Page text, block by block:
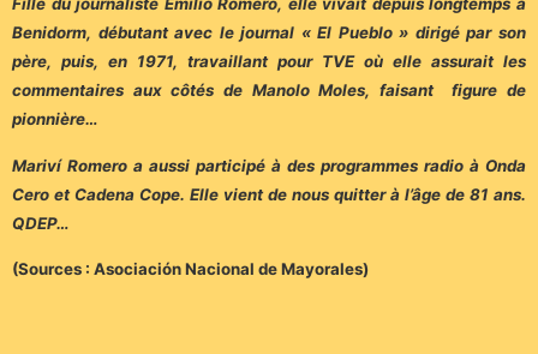
Fille du journaliste Emilio Romero, elle vivait depuis longtemps à
Benidorm, débutant avec le journal « El Pueblo » dirigé par son
père, puis, en 1971, travaillant pour TVE où elle assurait les
commentaires aux côtés de Manolo Moles, faisant figure de
pionnière…
Mariví Romero a aussi participé à des programmes radio à Onda
Cero et Cadena Cope. Elle vient de nous quitter à l’âge de 81 ans.
QDEP…
(Sources : Asociación Nacional de Mayorales)